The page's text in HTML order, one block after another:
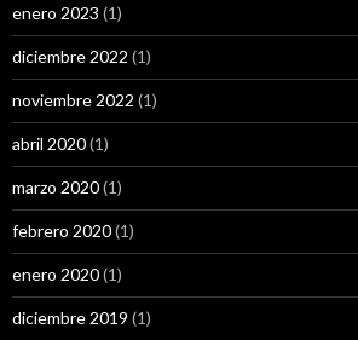
enero 2023 (1)
diciembre 2022 (1)
noviembre 2022 (1)
abril 2020(1)
marzo 2020(1)
febrero 2020(1)
enero 2020(1)
diciembre 2019 (1)